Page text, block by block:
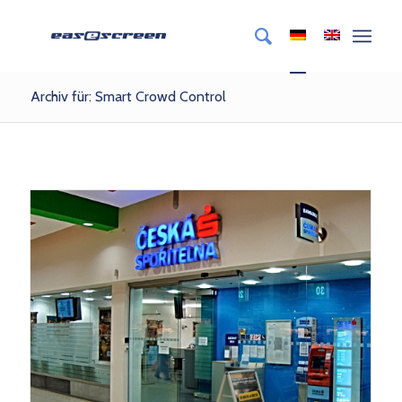
Archiv für: Smart Crowd Control